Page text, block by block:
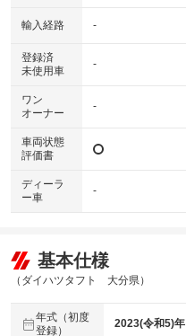
輸入経路 -
登録済
未使用車
-
ワン
オーナー
-
車両状態
評価書
ディーラ
ー車
-
基本仕様
（ダイハツタフト 大分県）
年式（初度
登録）
2023(令和5)年